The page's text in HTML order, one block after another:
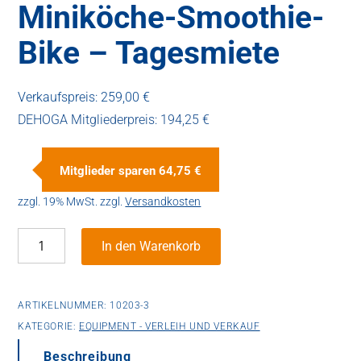
Miniköche-Smoothie-
Bike – Tagesmiete
Verkaufspreis:259,00 €
DEHOGA Mitgliederpreis: 194,25 €
Mitglieder sparen64,75 €
zzgl. 19% MwSt. zzgl.Versandkosten
Miniköche-
Smoothie-
-
Tagesmiete
Menge
In den Warenkorb
ARTIKELNUMMER: 10203-3
KATEGORIE: EQUIPMENT - VERLEIH UND VERKAUF
Beschreibung